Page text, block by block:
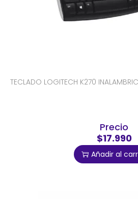
TECLADO LOGITECH K270
Precio
$17.990
Añadir al